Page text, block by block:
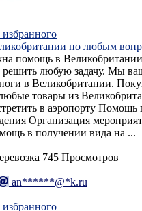
избранного
по любым
помощь в
любую задачу. Мы
в Великобритании.
товары из
в аэропорту Помощь
Организация
в получении вида на ...
745 Просмотров
an******@*k.ru
избранного